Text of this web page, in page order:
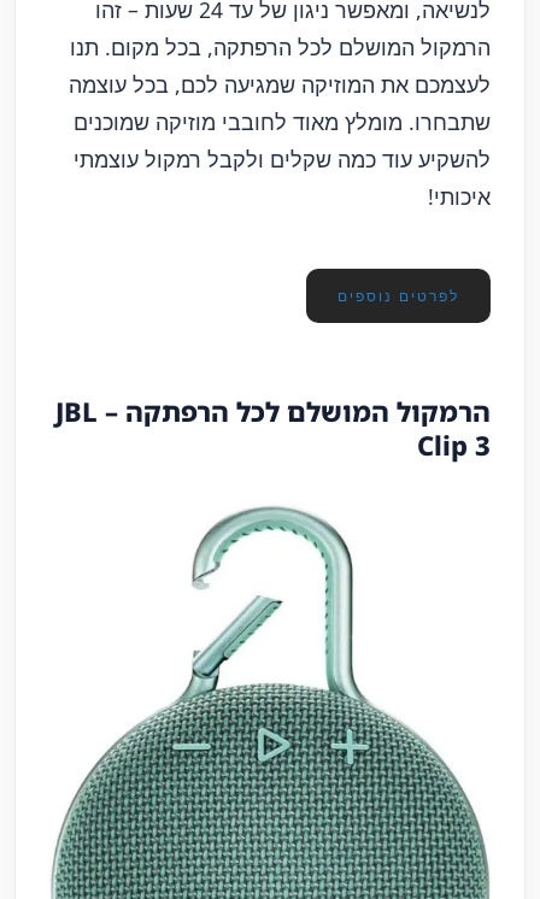
לנשיאה, ומאפשר ניגון של עד 24 שעות – זהו
הרמקול המושלם לכל הרפתקה, בכל מקום. תנו
לעצמכם את המוזיקה שמגיעה לכם, בכל עוצמה
שתבחרו. מומלץ מאוד לחובבי מוזיקה שמוכנים
להשקיע עוד כמה שקלים ולקבל רמקול עוצמתי
איכותי!
לפרטים נוספים
הרמקול המושלם לכל הרפתקה – JBL
Clip 3